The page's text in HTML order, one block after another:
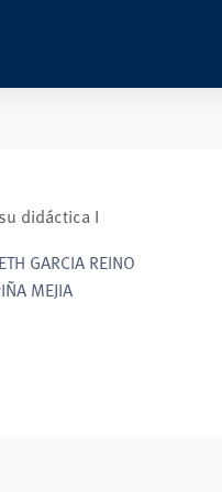
didáctica I
GARCIA REINO
MEJIA